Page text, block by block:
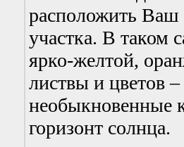
расположить Ваш
участка. В таком
ярко-желтой,
листвы и цветов
необыкновенные
горизонт солнца.